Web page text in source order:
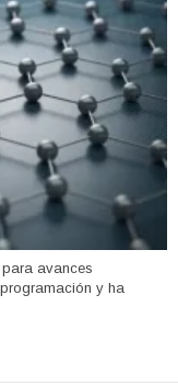
avances
y ha